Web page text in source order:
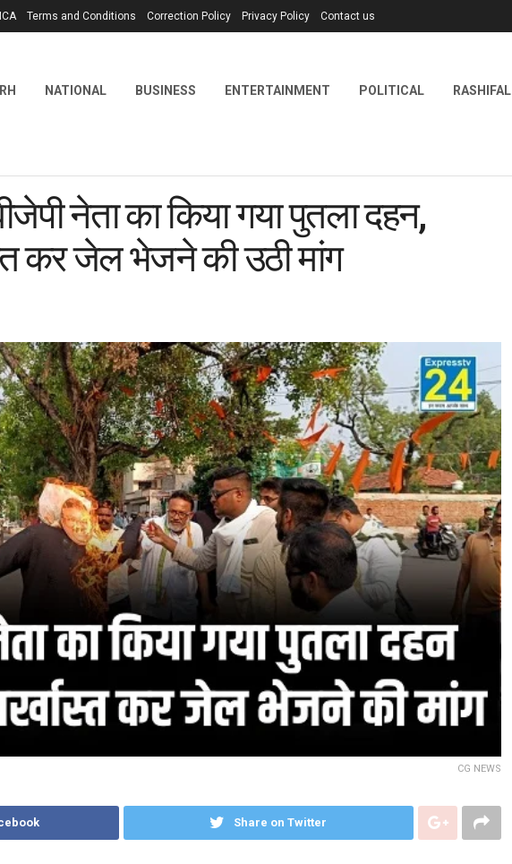
Terms and Conditions Correction Policy Privacy Policy Contact us
NATIONAL BUSINESS ENTERTAINMENT POLITICAL RASHIFAL
नेता का किया गया पुतला दहन,
कर जेल भेजने की उठी मांग
CG NEWS
Share on Twitter